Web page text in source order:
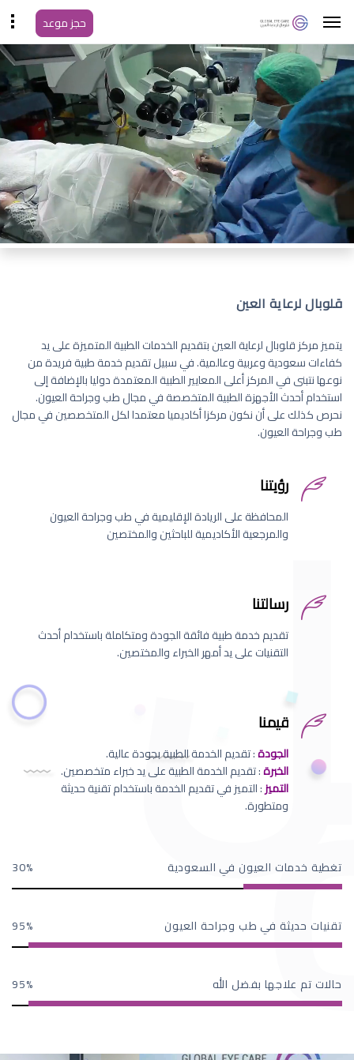
حجز موعد
قلوبال لرعاية العين
يتميز مركز قلوبال لرعاية العين بتقديم الخدمات الطبية المتميزة على يد
كفاءات سعودية وعربية وعالمية. في سبيل تقديم خدمة طبية فريدة من
نوعها نتبنى في المركز أعلى المعايير الطبية المعتمدة دوليا بالإضافة إلى
استخدام أحدث الأجهزة الطبية المتخصصة في مجال طب وجراحة العيون.
نحرص كذلك على أن نكون مركزا أكاديميا معتمدا لكل المتخصصين في مجال
طب وجراحة العيون.
رؤيتنا
المحافظة على الريادة الإقليمية في طب وجراحة العيون
والمرجعية الأكاديمية للباحثين والمختصين
رسالتنا
تقديم خدمة طبية فائقة الجودة ومتكاملة باستخدام أحدث
التقنيات على يد أمهر الخبراء والمختصين.
قيمنا
الجودة: تقديم الخدمة الطبية بجودة عالية.
الخبرة: تقديم الخدمة الطبية على يد خبراء متخصصين.
التميز: التميز في تقديم الخدمة باستخدام تقنية حديثة
ومتطورة.
تغطية خدمات العيون في السعودية 30
تقنيات حديثة في طب وجراحة العيون 95
حالات تم علاجها بفضل الله 95